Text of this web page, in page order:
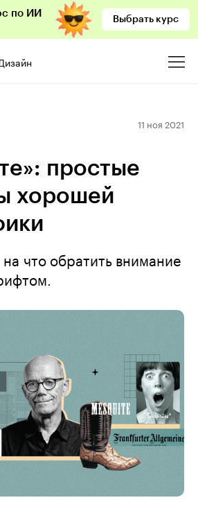
по ИИ
Выбрать курс
11 ноя 2021
простые
хорошей
что обратить внимание